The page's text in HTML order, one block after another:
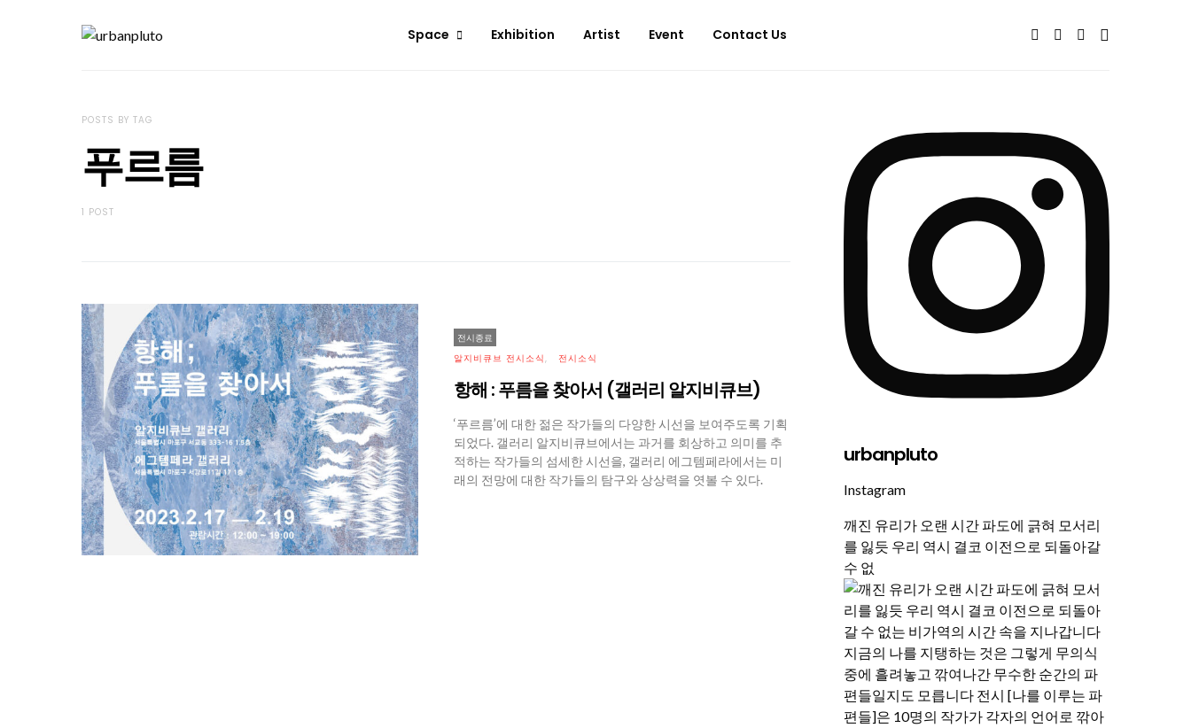
Space Exhibition Artist Event Contact Us
POSTS BY TAG
푸르름
1 POST
전시종료
알지비큐브 전시소식 전시소식
항해 : 푸름을 찾아서 (갤러리 알지비큐브)
‘푸르름’에 대한 젊은 작가들의 다양한 시선을 보여주도록 기획
되었다. 갤러리 알지비큐브에서는 과거를 회상하고 의미를 추
적하는 작가들의 섬세한 시선을, 갤러리 에그템페라에서는 미
래의 전망에 대한 작가들의 탐구와 상상력을 엿볼 수 있다.
urbanpluto
Instagram
깨진 유리가 오랜 시간 파도에 긁혀 모서리
를 잃듯 우리 역시 결코 이전으로 되돌아갈
수 없